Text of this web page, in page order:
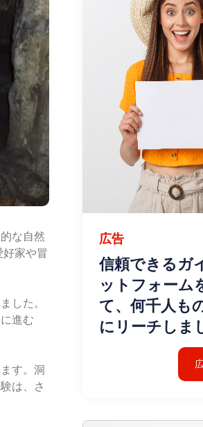
な自然
家や冒
した。
進む
す。洞
は、さ
広告
信頼できるガ
ットフォーム
て、何千人も
にリーチしま